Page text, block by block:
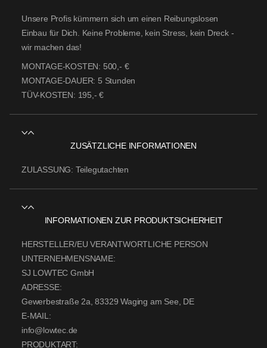
Unsere Profis kümmern sich um einen Reibungslosen
Einbau für Dich. Keine Probleme, kein Stress, kein Dreck -
wir machen das!
MONTAGE-KOSTEN: 500,- €
MONTAGE-DAUER: 5 Stunden
TÜV-KOSTEN: 195,- €
ZUSÄTZLICHE INFORMATIONEN
ZULASSUNG: Teilegutachten
INFORMATIONEN ZUR PRODUKTSICHERHEIT
HERSTELLER/EU VERANTWORTLICHE PERSON
UNTERNEHMENSNAME:
SJ LOWTEC GmbH
ADRESSE:
Gewerbestraße 2a, 83329 Waging am See, DE
E-MAIL:
info@lowtec.de
PRODUKTART: